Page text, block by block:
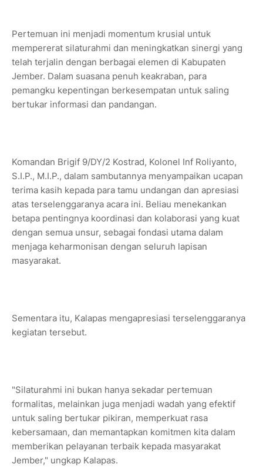
Pertemuan ini menjadi momentum krusial untuk
mempererat silaturahmi dan meningkatkan sinergi yang
telah terjalin dengan berbagai elemen di Kabupaten
Jember. Dalam suasana penuh keakraban, para
pemangku kepentingan berkesempatan untuk saling
bertukar informasi dan pandangan.
Komandan Brigif 9/DY/2 Kostrad, Kolonel Inf Roliyanto,
S.I.P., M.I.P., dalam sambutannya menyampaikan ucapan
terima kasih kepada para tamu undangan dan apresiasi
atas terselenggaranya acara ini. Beliau menekankan
betapa pentingnya koordinasi dan kolaborasi yang kuat
dengan semua unsur, sebagai fondasi utama dalam
menjaga keharmonisan dengan seluruh lapisan
masyarakat.
Sementara itu, Kalapas mengapresiasi terselenggaranya
kegiatan tersebut.
"Silaturahmi ini bukan hanya sekadar pertemuan
formalitas, melainkan juga menjadi wadah yang efektif
untuk saling bertukar pikiran, memperkuat rasa
kebersamaan, dan memantapkan komitmen kita dalam
memberikan pelayanan terbaik kepada masyarakat
Jember," ungkap Kalapas.